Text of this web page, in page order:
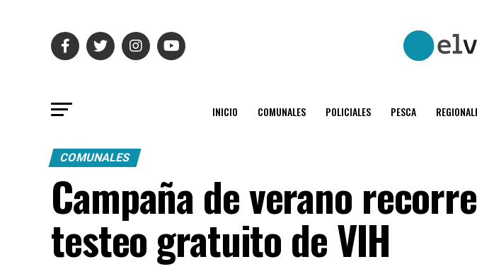
INICIO COMUNALES POLICIALES PESCA
COMUNALES
Campaña de verano
testeo gratuito de VIH